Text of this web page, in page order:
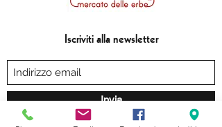
Iscriviti alla newsletter
Invia